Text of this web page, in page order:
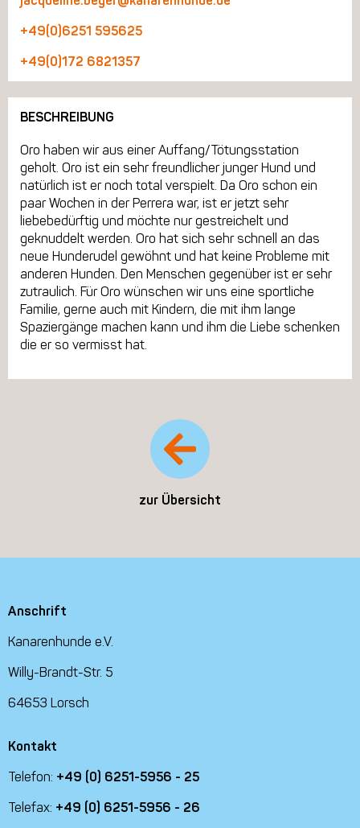
+49(0)6251 595625
+49(0)172 6821357
BESCHREIBUNG
Oro haben wir aus einer Auffang/Tötungsstation
geholt. Oro ist ein sehr freundlicher junger Hund und
natürlich ist er noch total verspielt. Da Oro schon ein
paar Wochen in der Perrera war, ist er jetzt sehr
liebebedürftig und möchte nur gestreichelt und
geknuddelt werden. Oro hat sich sehr schnell an das
neue Hunderudel gewöhnt und hat keine Probleme mit
anderen Hunden. Den Menschen gegenüber ist er sehr
zutraulich. Für Oro wünschen wir uns eine sportliche
Familie, gerne auch mit Kindern, die mit ihm lange
Spaziergänge machen kann und ihm die Liebe schenken
die er so vermisst hat.
zur Übersicht
Anschrift
Kanarenhunde e.V.
Willy-Brandt-Str. 5
64653 Lorsch
Kontakt
Telefon: +49 (0) 6251-5956 - 25
Telefax: +49 (0) 6251-5956 - 26